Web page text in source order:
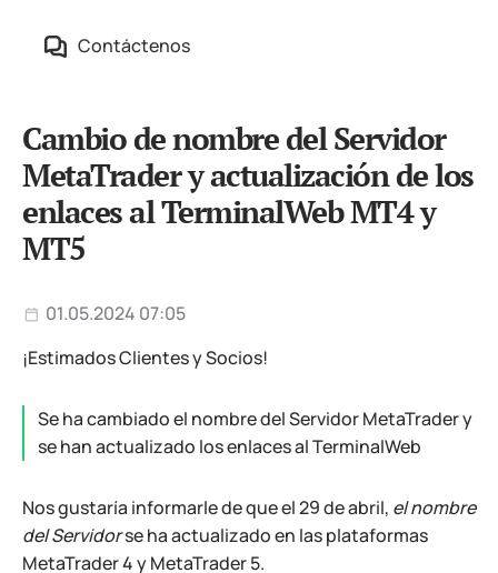
Contáctenos
Cambio de nombre del Servidor
MetaTrader y actualización de los
enlaces al TerminalWeb MT4 y
MT5
01.05.2024 07:05
¡Estimados Clientes y Socios!
Se ha cambiado el nombre del Servidor MetaTrader y
se han actualizado los enlaces al TerminalWeb
Nos gustaría informarle de que el 29 de abril, el nombre
del Servidorse ha actualizado en las plataformas
MetaTrader 4 y MetaTrader 5.